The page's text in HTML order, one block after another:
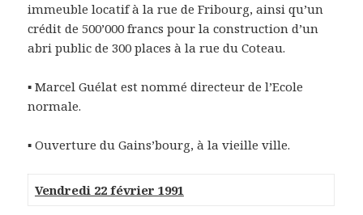
immeuble locatif à la rue de Fribourg, ainsi qu’un
crédit de 500’000 francs pour la construction d’un
abri public de 300 places à la rue du Coteau.
▪ Marcel Guélat est nommé directeur de l’Ecole
normale.
▪Ouverture du Gains’bourg, à la vieille ville.
Vendredi 22 février 1991